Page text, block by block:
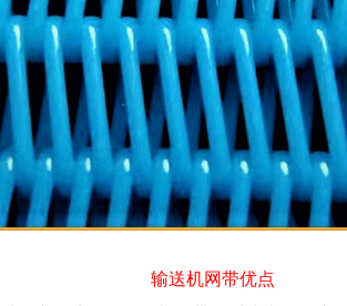
输送机网带优点